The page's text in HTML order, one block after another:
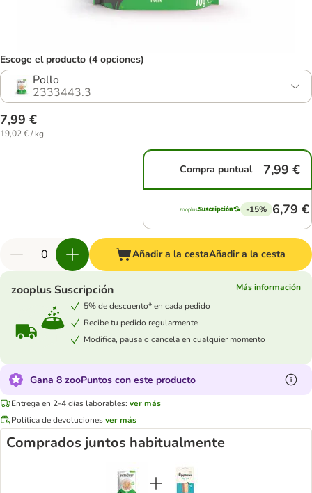
Escoge el producto (4 opciones)
Pollo
2333443.3
7,99 €
19,02 € / kg
Compra puntual 7,99 €
-15% 6,79 €
Añadir a la cestaAñadir a la cesta
zooplus Suscripción
Más información
5% de descuento* en cada pedido
Recibe tu pedido regularmente
Modifica, pausa o cancela en cualquier momento
Gana 8 zooPuntos con este producto
Entrega en 2-4 días laborables: ver más
Política de devolucionesver más
Comprados juntos habitualmente